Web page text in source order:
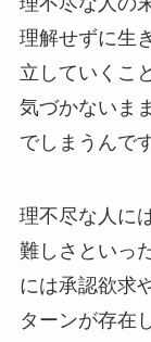
理解せずに生
立していくこ
気づかないま
でしまうんで
理不尽な人に
難しさといっ
には承認欲求
ターンが存在